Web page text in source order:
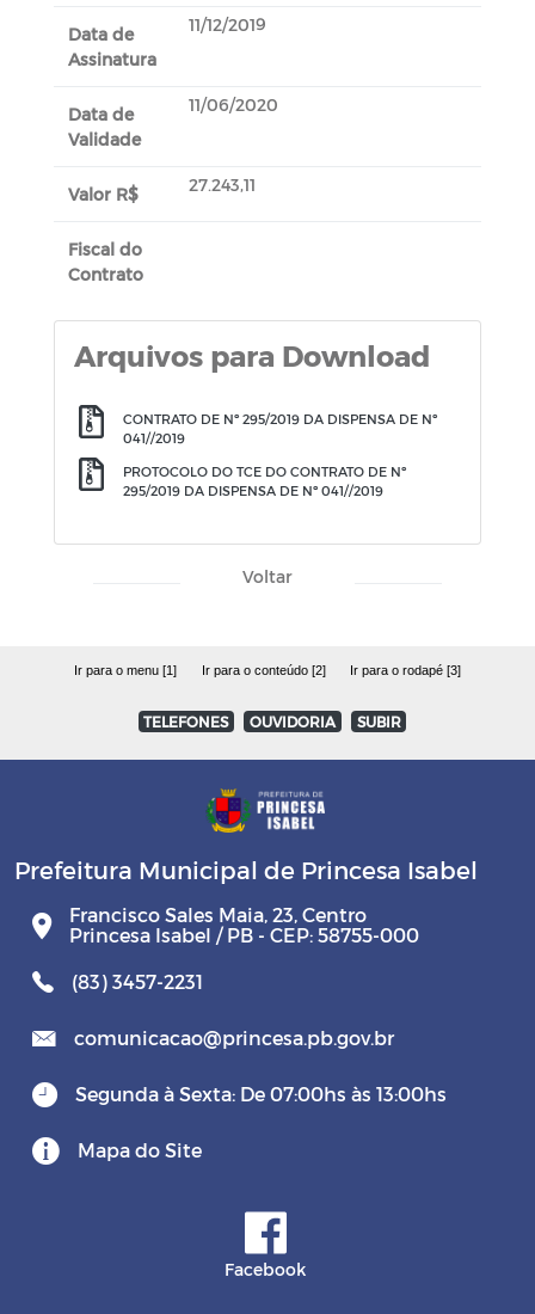
Data de
Assinatura
11/12/2019
Data de
Validade
11/06/2020
Valor R$ 27.243,11
Fiscal do
Contrato
Arquivos para Download
CONTRATO DE Nº 295/2019 DA DISPENSA DE Nº
041//2019
PROTOCOLO DO TCE DO CONTRATO DE Nº
295/2019 DA DISPENSA DE Nº 041//2019
Voltar
Ir para o menu [1] Ir para o conteúdo [2] Ir para o rodapé [3]
TELEFONES OUVIDORIA SUBIR
Prefeitura Municipal de Princesa Isabel
Francisco Sales Maia, 23, Centro
Princesa Isabel / PB - CEP: 58755-000
(83) 3457-2231
comunicacao@princesa.pb.gov.br
Segunda à Sexta: De 07:00hs às 13:00hs
Mapa do Site
Facebook